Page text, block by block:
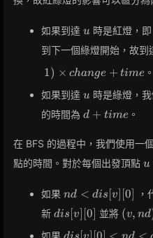
如果到達 u
u 時是紅燈，即
到下一個綠燈開始，故到
1) × change + time 。
如果到達 u
u 時是綠燈，
的時間為 d +
d + time 。
在 BFS 的過程中，我們使用一
點的時間。對於每個出發頂點 u
u
如果 nd <
dis[v]
[0]
nd < dis [v] [0] ，
新 dis[v]
dis v 0 並將 (v,
(v, nd
dis[v]